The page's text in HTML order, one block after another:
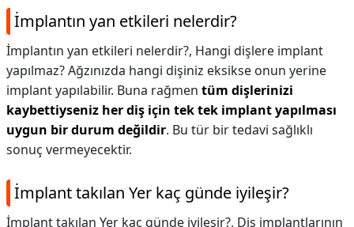
İmplantın yan etkileri nelerdir?
İmplantın yan etkileri nelerdir?, Hangi dişlere implant
yapılmaz? Ağzınızda hangi dişiniz eksikse onun yerine
implant yapılabilir. Buna rağmen tüm dişlerinizi
kaybettiyseniz her diş için tek tek implant yapılması
uygun bir durum değildir. Bu tür bir tedavi sağlıklı
sonuç vermeyecektir.
İmplant takılan Yer kaç günde iyileşir?
İmplant takılan Yer kaç günde iyileşir?, Diş implantlarının